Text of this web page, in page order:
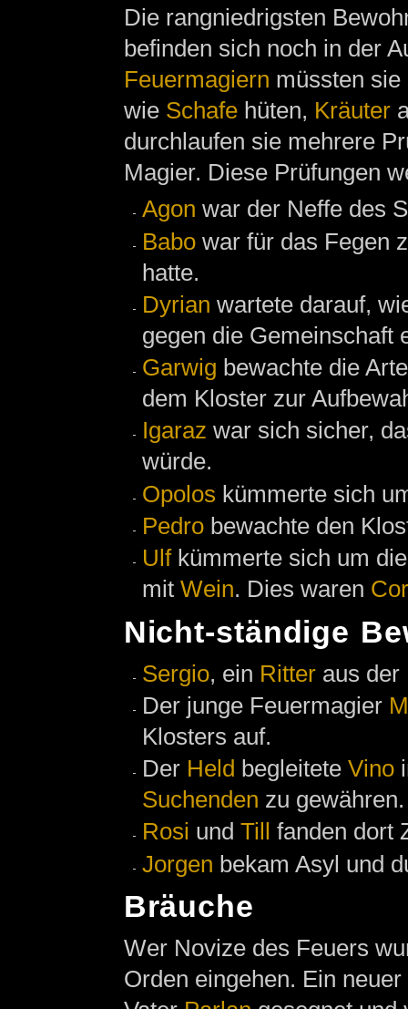
Die rangniedrigsten
befinden sich noch in der
Feuermagiern müssten
wie Schafehüten, Kräuter
durchlaufen sie mehrere
Magier. Diese Prüfungen
Agon war der Neffe des
Babo war für das Fegen
hatte.
Dyrian wartete darauf,
gegen die Gemeinschaft
Garwig bewachte die
dem Kloster zur
Igaraz war sich sicher,
würde.
Opolos kümmerte sich
Pedro bewachte den
Ulfkümmerte sich um
mit Wein. Dies waren
Nicht-ständige
Sergio, ein Ritter aus der
Der junge Feuermagier
Klosters auf.
Der Held begleitete Vino
Suchenden zu gewähren.
Rosi und Till fanden dort
Jorgen bekam Asyl und
Bräuche
Wer Novize des Feuers
Orden eingehen. Ein